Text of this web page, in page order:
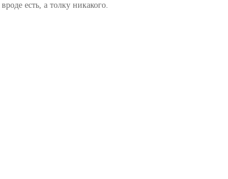
есть, а толку никакого.